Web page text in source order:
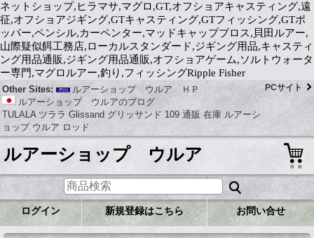
ネットショップ,ヒラマサ,マグロ,GT,オフショアキャスティング,遠
征,オフショアジギング,GTキャスティング,GTフィッシング,GTポ
ッパー,ペンシル,カーペンター,マッドキャップブロス,貝田ルアー,
山際疑似餌工務店,ローカルスタンダード,ジギング用品,キャスティ
ング用品通販,ジギング用品通販,オフショアゲーム,ソルトウォータ
ー専門,マグロルアー,釣り,フィッシングRipple Fisher
Other Sites:
ルアーショップ ウルア ＨＰ
ルアーショップ ウルアのブログ
TULALA ツララ Glissand グリッサンド 109 通販 在庫 ルアーシ
ョップ ウルア ロッド
PCサイト
ルアーショップ ウルア
ログイン 新規登録はこちら お問い合せ